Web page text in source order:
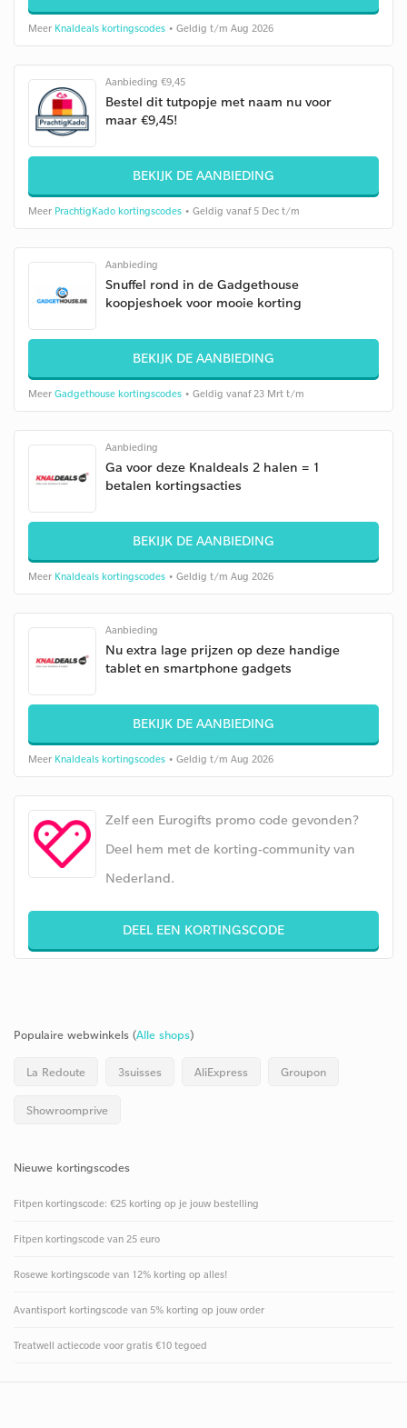
Meer Knaldeals kortingscodes • Geldig t/m Aug 2026
Aanbieding €9,45
Bestel dit tutpopje met naam nu voor
maar €9,45!
BEKIJK DE AANBIEDING
Meer PrachtigKado kortingscodes • Geldig vanaf 5 Dec t/m
Aanbieding
Snuffel rond in de Gadgethouse
koopjeshoek voor mooie korting
BEKIJK DE AANBIEDING
Meer Gadgethouse kortingscodes • Geldig vanaf 23 Mrt t/m
Aanbieding
Ga voor deze Knaldeals 2 halen = 1
betalen kortingsacties
BEKIJK DE AANBIEDING
Meer Knaldeals kortingscodes • Geldig t/m Aug 2026
Aanbieding
Nu extra lage prijzen op deze handige
tablet en smartphone gadgets
BEKIJK DE AANBIEDING
Meer Knaldeals kortingscodes • Geldig t/m Aug 2026
Zelf een Eurogifts promo code gevonden?
Deel hem met de korting-community van
Nederland.
DEEL EEN KORTINGSCODE
Populaire webwinkels (Alle shops)
La Redoute 3suisses AliExpress Groupon
Showroomprive
Nieuwe kortingscodes
Fitpen kortingscode: €25 korting op je jouw bestelling
Fitpen kortingscode van 25 euro
Rosewe kortingscode van 12% korting op alles!
Avantisport kortingscode van 5% korting op jouw order
Treatwell actiecode voor gratis €10 tegoed